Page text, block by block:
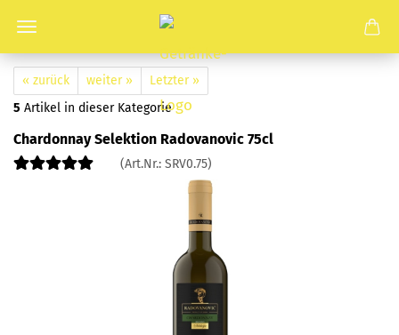
« zurück weiter »
Letzter »
5 Artikel in dieser Kategorie
Chardonnay Selektion Radovanovic 75cl
(Art.Nr.: SRV0.75)